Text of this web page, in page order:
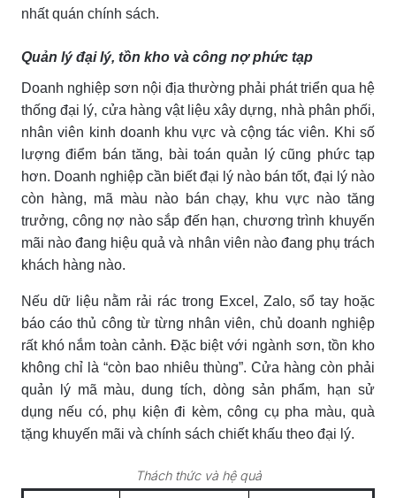
nhất quán chính sách.
Quản lý đại lý, tồn kho và công nợ phức tạp
Doanh nghiệp sơn nội địa thường phải phát triển qua hệ
thống đại lý, cửa hàng vật liệu xây dựng, nhà phân phối,
nhân viên kinh doanh khu vực và cộng tác viên. Khi số
lượng điểm bán tăng, bài toán quản lý cũng phức tạp
hơn. Doanh nghiệp cần biết đại lý nào bán tốt, đại lý nào
còn hàng, mã màu nào bán chạy, khu vực nào tăng
trưởng, công nợ nào sắp đến hạn, chương trình khuyến
mãi nào đang hiệu quả và nhân viên nào đang phụ trách
khách hàng nào.
Nếu dữ liệu nằm rải rác trong Excel, Zalo, sổ tay hoặc
báo cáo thủ công từ từng nhân viên, chủ doanh nghiệp
rất khó nắm toàn cảnh. Đặc biệt với ngành sơn, tồn kho
không chỉ là “còn bao nhiêu thùng”. Cửa hàng còn phải
quản lý mã màu, dung tích, dòng sản phẩm, hạn sử
dụng nếu có, phụ kiện đi kèm, công cụ pha màu, quà
tặng khuyến mãi và chính sách chiết khấu theo đại lý.
Thách thức và hệ quả